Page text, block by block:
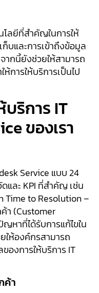
โลยีที่สำคัญในการให้
ก็บและการเข้าถึงข้อมูล
ากนี้ยังช่วยให้สามารถ
ห้การให้บริการเป็นไป
ริการ IT
ของเรา
Service แบบ 24
ดและ KPI ที่สำคัญ เช่น
Time to Resolution –
า (Customer
หาที่ได้รับการแก้ไขใน
ให้องค์กรสามารถ
องการให้บริการ IT
ค้า